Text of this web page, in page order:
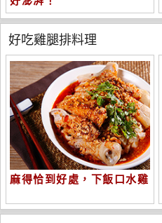
好吃雞腿排料理
麻得恰到好處，下飯口水雞